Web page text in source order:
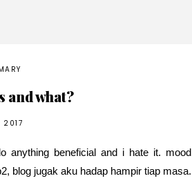
and what?
2017
anything beneficial and i hate it. mood
blog jugak aku hadap hampir tiap masa.